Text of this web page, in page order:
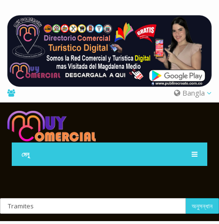
Bangla
মেনু
অনুসন্ধান